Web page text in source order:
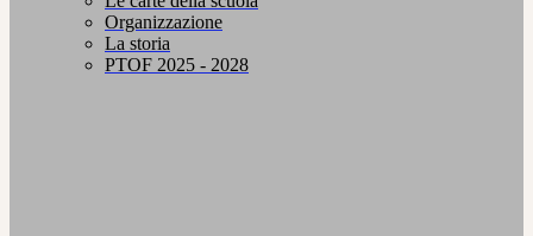
Organizzazione
La storia
PTOF 2025 - 2028